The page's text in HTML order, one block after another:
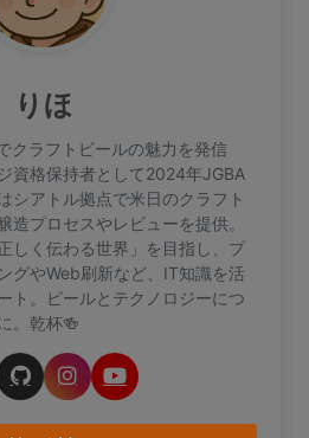
りほ
クラフトビールの魅力を発信
資格保持者として2024年JGBA
シアトル拠点で米日のクラフト
造プロセスやレビューを提供。
しく伝わる世界」を目指し、プ
グやWeb刷新など、IT知識を活
ト。ビールとテクノロジーにつ
。乾杯🍻